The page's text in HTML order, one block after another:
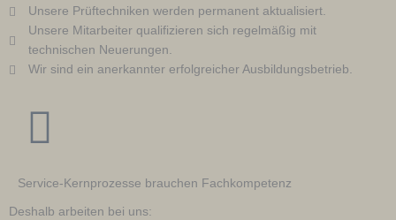
Unsere Prüftechniken werden permanent aktualisiert.
Unsere Mitarbeiter qualifizieren sich regelmäßig mit
technischen Neuerungen.
Wir sind ein anerkannter erfolgreicher Ausbildungsbetrieb.
Service-Kernprozesse brauchen Fachkompetenz
Deshalb arbeiten bei uns: